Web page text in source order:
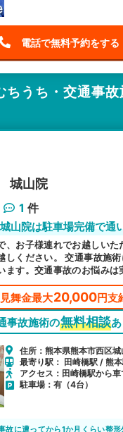
電話で無料予約をする
ちうち・交通事故
城山院
1 件
山院は駐車場完備で通
、お子様連れでお越しいた
しください。 交通事故施
ます。交通事故のお悩みは
舞金最大20,000円支
事故施術の無料相談あ
住所：熊本県熊本市西区
最寄り駅： 田崎橋駅 / 熊
アクセス：田崎橋駅から
駐車場：有（4台）
故に遭ってから1か月くらい整